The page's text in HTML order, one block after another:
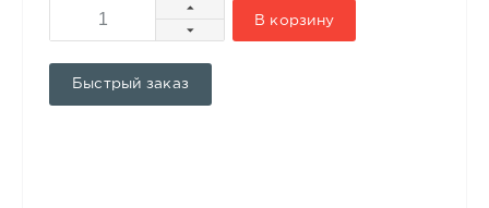
В корзину
Быстрый заказ